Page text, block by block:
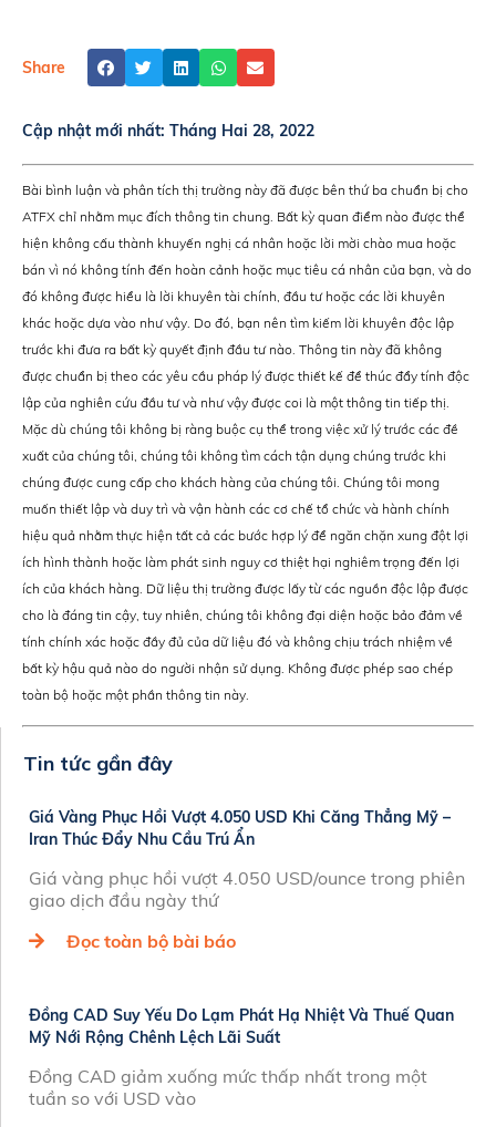
Share
Cập nhật mới nhất: Tháng Hai 28, 2022
Bài bình luận và phân tích thị trường này đã được bên thứ ba chuẩn bị cho
ATFX chỉ nhằm mục đích thông tin chung. Bất kỳ quan điểm nào được thể
hiện không cấu thành khuyến nghị cá nhân hoặc lời mời chào mua hoặc
bán vì nó không tính đến hoàn cảnh hoặc mục tiêu cá nhân của bạn, và do
đó không được hiểu là lời khuyên tài chính, đầu tư hoặc các lời khuyên
khác hoặc dựa vào như vậy. Do đó, bạn nên tìm kiếm lời khuyên độc lập
trước khi đưa ra bất kỳ quyết định đầu tư nào. Thông tin này đã không
được chuẩn bị theo các yêu cầu pháp lý được thiết kế để thúc đẩy tính độc
lập của nghiên cứu đầu tư và như vậy được coi là một thông tin tiếp thị.
Mặc dù chúng tôi không bị ràng buộc cụ thể trong việc xử lý trước các đề
xuất của chúng tôi, chúng tôi không tìm cách tận dụng chúng trước khi
chúng được cung cấp cho khách hàng của chúng tôi. Chúng tôi mong
muốn thiết lập và duy trì và vận hành các cơ chế tổ chức và hành chính
hiệu quả nhằm thực hiện tất cả các bước hợp lý để ngăn chặn xung đột lợi
ích hình thành hoặc làm phát sinh nguy cơ thiệt hại nghiêm trọng đến lợi
ích của khách hàng. Dữ liệu thị trường được lấy từ các nguồn độc lập được
cho là đáng tin cậy, tuy nhiên, chúng tôi không đại diện hoặc bảo đảm về
tính chính xác hoặc đầy đủ của dữ liệu đó và không chịu trách nhiệm về
bất kỳ hậu quả nào do người nhận sử dụng. Không được phép sao chép
toàn bộ hoặc một phần thông tin này.
Tin tức gần đây
Giá Vàng Phục Hồi Vượt 4.050 USD Khi Căng Thẳng Mỹ –
Iran Thúc Đẩy Nhu Cầu Trú Ẩn
Giá vàng phục hồi vượt 4.050 USD/ounce trong phiên
giao dịch đầu ngày thứ
Đọc toàn bộ bài báo
Đồng CAD Suy Yếu Do Lạm Phát Hạ Nhiệt Và Thuế Quan
Mỹ Nới Rộng Chênh Lệch Lãi Suất
Đồng CAD giảm xuống mức thấp nhất trong một
tuần so với USD vào